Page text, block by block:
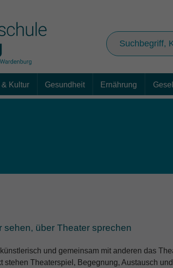
& Kultur Gesundheit Ernährung
sehen, über Theater sprechen
und gemeinsam mit anderen das
stehen Theaterspiel, Begegnung, Austausch